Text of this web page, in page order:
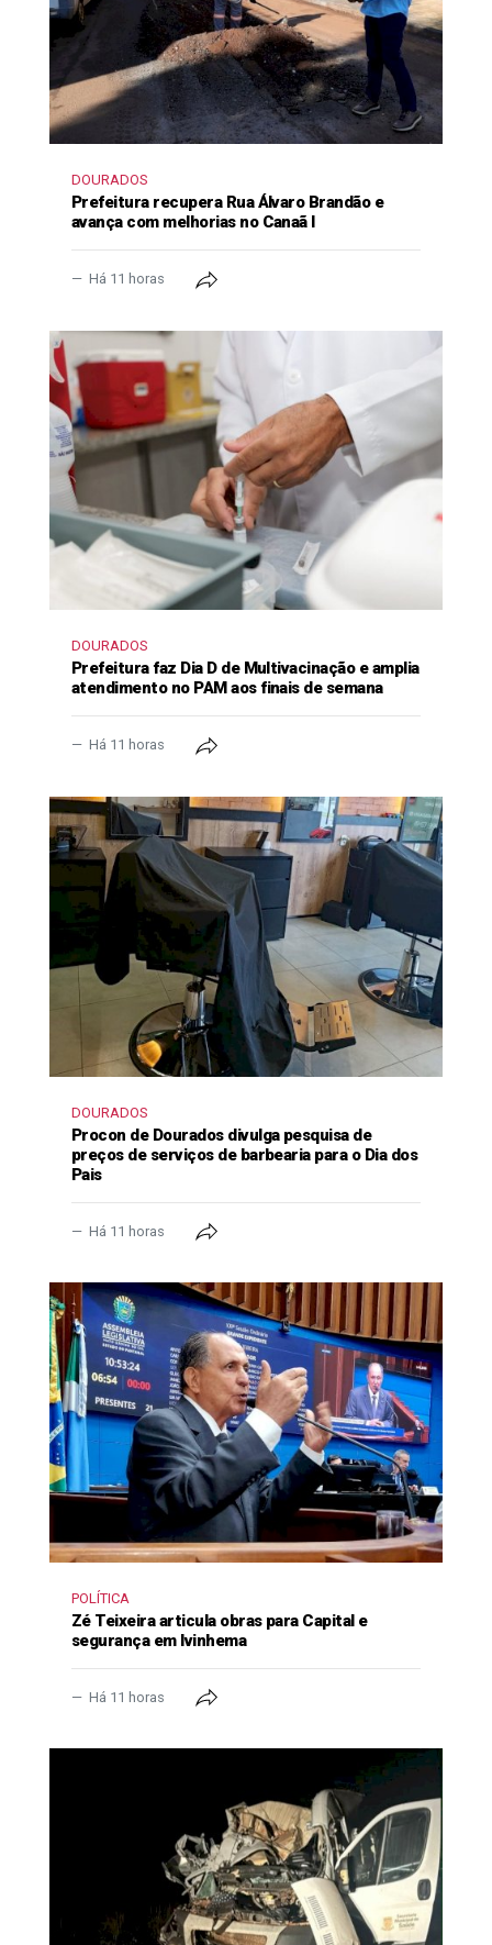
DOURADOS
Prefeitura recupera Rua Álvaro Brandão e
avança com melhorias no Canaã I
Há 11 horas
DOURADOS
Prefeitura faz Dia D de Multivacinação e amplia
atendimento no PAM aos finais de semana
Há 11 horas
DOURADOS
Procon de Dourados divulga pesquisa de
preços de serviços de barbearia para o Dia dos
Pais
Há 11 horas
POLÍTICA
Zé Teixeira articula obras para Capital e
segurança em Ivinhema
Há 11 horas